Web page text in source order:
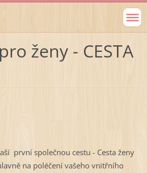
ženy - CESTA
první společnou cestu - Cesta ženy
na poléčení vašeho vnitřního